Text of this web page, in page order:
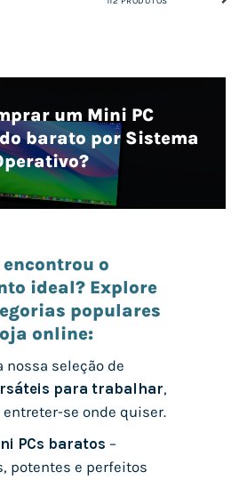
um Mini PC
barato por Sistema
o
ideal? Explore
populares
online:
nossa seleção de
para trabalhar,
se onde quiser.
PCs baratos –
potentes e perfeitos